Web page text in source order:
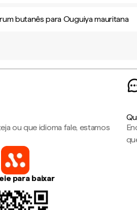
butanês para Ouguiya mauritana
ou que idioma fale, estamos
para baixar